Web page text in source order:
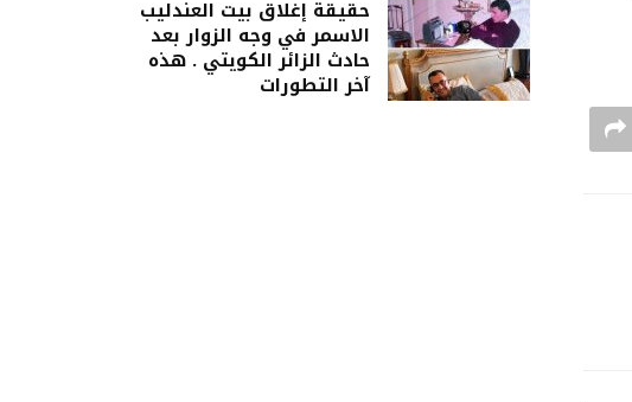
حقيقة إغلاق بيت العندليب
الاسمر في وجه الزوار بعد
حادث الزائر الكويتي . هذه
آخر التطورات